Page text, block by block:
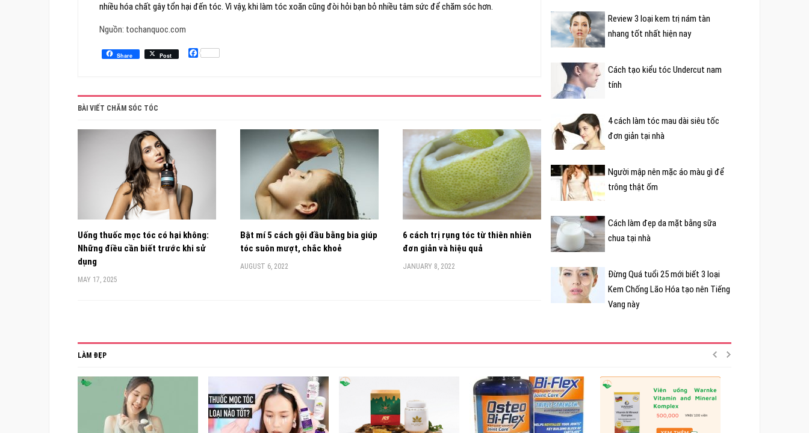
nhiều hóa chất gây tổn hại đến tóc. Vì vậy, khi làm tóc xoăn cũng đòi hỏi bạn bỏ nhiều tâm sức để chăm sóc hơn.
Nguồn: tochanquoc.com
Share Post Facebook
BÀI VIẾT CHĂM SÓC TÓC
Uống thuốc mọc tóc có hại không:
Những điều cần biết trước khi sử
dụng
MAY 17, 2025
Bật mí 5 cách gội đầu bằng bia giúp
tóc suôn mượt, chắc khoẻ
AUGUST 6, 2022
6 cách trị rụng tóc từ thiên nhiên
đơn giản và hiệu quả
JANUARY 8, 2022
Review 3 loại kem trị nám tàn
nhang tốt nhất hiện nay
Cách tạo kiểu tóc Undercut nam
tính
4 cách làm tóc mau dài siêu tốc
đơn giản tại nhà
Người mập nên mặc áo màu gì để
trông thật ốm
Cách làm đẹp da mặt bằng sữa
chua tại nhà
Đừng Quá tuổi 25 mới biết 3 loại
Kem Chống Lão Hóa tạo nên Tiếng
Vang này
LÀM ĐẸP